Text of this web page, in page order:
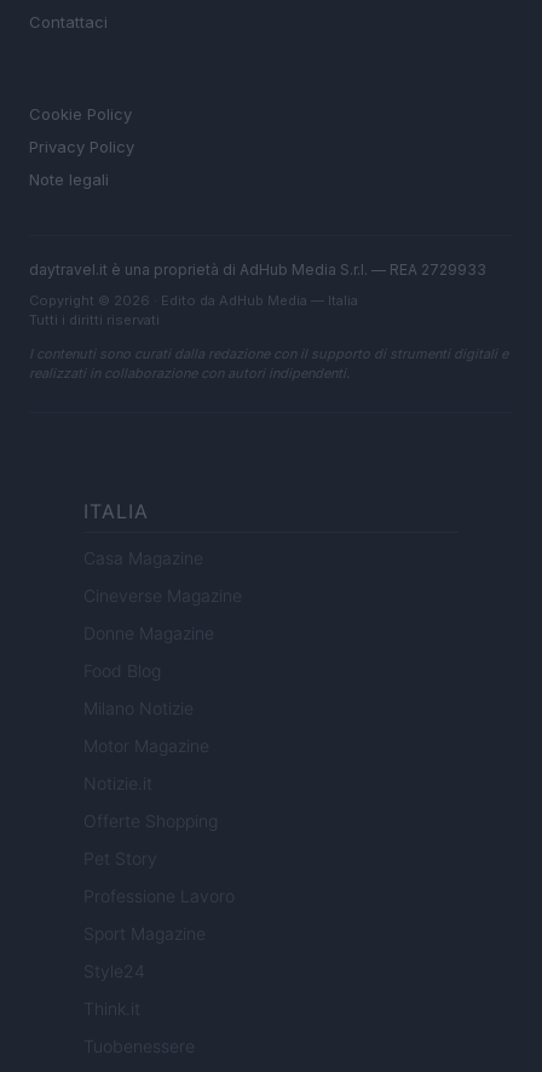
Contattaci
Cookie Policy
Privacy Policy
Note legali
daytravel.it è una proprietà di AdHub Media S.r.l. — REA 2729933
Copyright © 2026 · Edito da AdHub Media — Italia
Tutti i diritti riservati
I contenuti sono curati dalla redazione con il supporto di strumenti digitali e
realizzati in collaborazione con autori indipendenti.
ITALIA
Casa Magazine
Cineverse Magazine
Donne Magazine
Food Blog
Milano Notizie
Motor Magazine
Notizie.it
Offerte Shopping
Pet Story
Professione Lavoro
Sport Magazine
Style24
Think.it
Tuobenessere